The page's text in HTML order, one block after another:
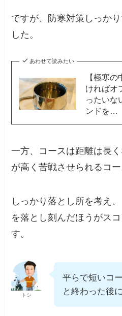
ですが、防寒対策しっか
した。
あわせて読みたい
【極寒
ければオ
ったいな
ンドを…
一方、コースは距離は長
が高く苦戦させられるコー
しっかり落とし所を考え
を落とし刻んだほうがス
す。
トシ
平らで短いコ
と終わった後